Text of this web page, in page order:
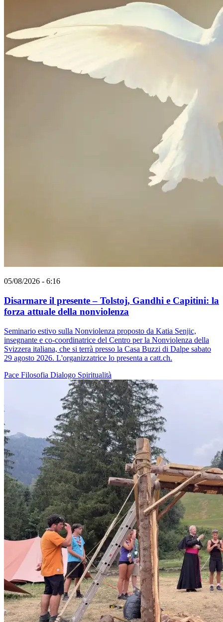
05/08/2026 - 6:16
Disarmare il presente – Tolstoj, Gandhi e Capitini: la
forza attuale della nonviolenza
Seminario estivo sulla Nonviolenza proposto da Katia Senjic,
insegnante e co-coordinatrice del Centro per la Nonviolenza della
Svizzera italiana, che si terrà presso la Casa Buzzi di Dalpe sabato
29 agosto 2026. L'organizzatrice lo presenta a catt.ch.
Pace Filosofia Dialogo Spiritualità